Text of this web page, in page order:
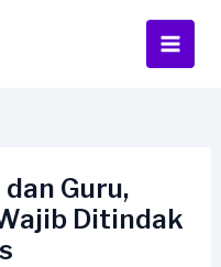
Main
Guru,
Ditindak